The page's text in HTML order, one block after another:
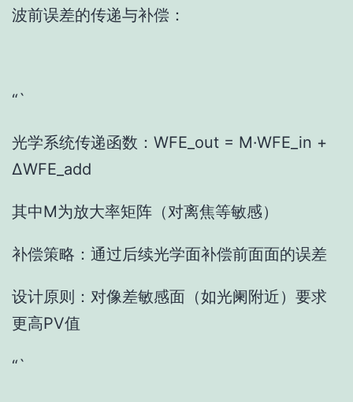
波前误差的传递与补偿：
“`
光学系统传递函数：WFE_out = M·WFE_in +
ΔWFE_add
其中M为放大率矩阵（对离焦等敏感）
补偿策略：通过后续光学面补偿前面面的误差
设计原则：对像差敏感面（如光阑附近）要求
更高PV值
“`